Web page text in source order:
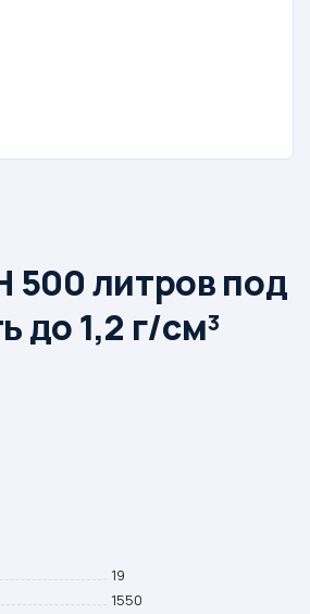
500 литров под
до 1,2 г/см³
19
1550